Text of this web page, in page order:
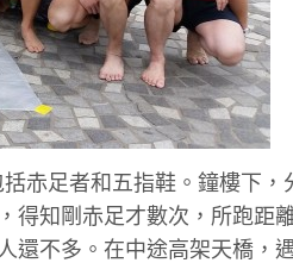
赤足者和五指鞋。鐘樓下，
得知剛赤足才數次，所跑距
還不多。在中途高架天橋，